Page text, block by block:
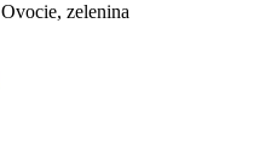
Ovocie, zelenina